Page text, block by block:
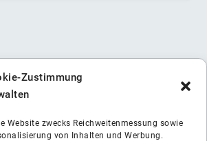
Zustimmung
Website zwecks Reichweitenmessung sowie
von Inhalten und Werbung.